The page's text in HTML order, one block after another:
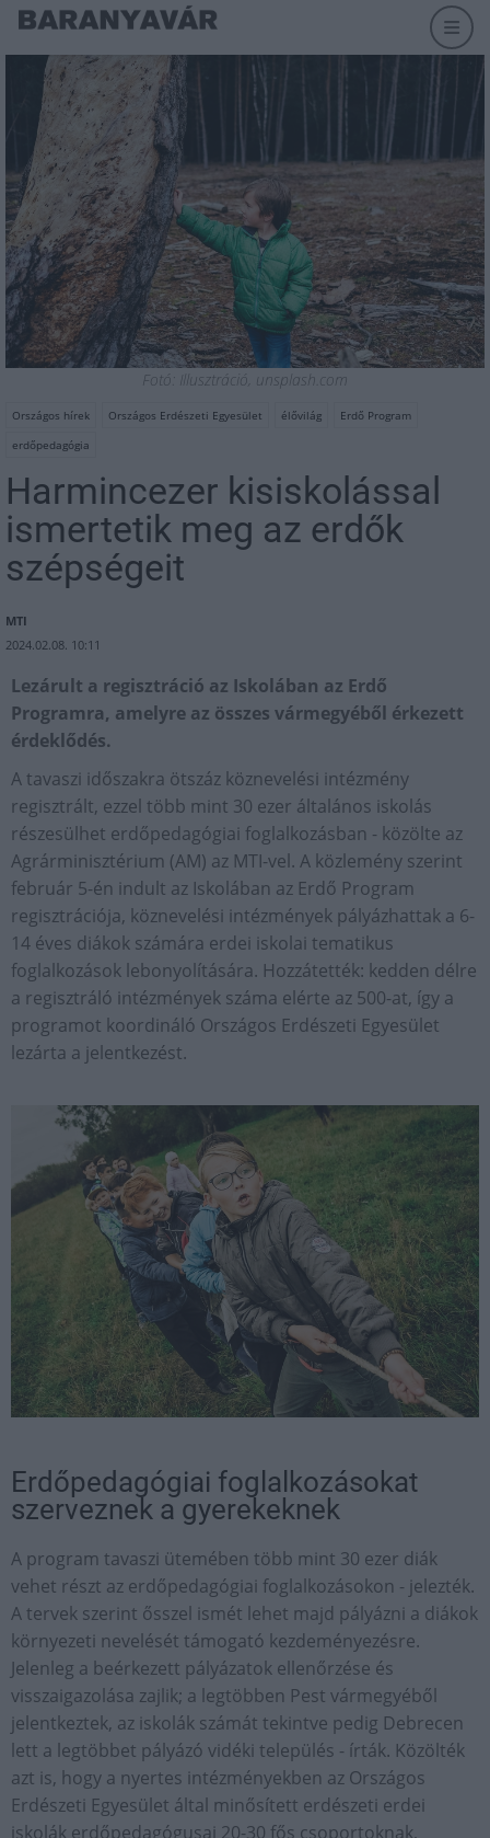
Fotó: Illusztráció, unsplash.com
Országos hírek Országos Erdészeti Egyesület élővilág
Erdő Program
erdőpedagógia
Harmincezer kisiskolással
ismertetik meg az erdők
szépségeit
MTI
2024.02.08. 10:11
Lezárult a regisztráció az Iskolában az Erdő
Programra, amelyre az összes vármegyéből érkezett
érdeklődés.
A tavaszi időszakra ötszáz köznevelési intézmény
regisztrált, ezzel több mint 30 ezer általános iskolás
részesülhet erdőpedagógiai foglalkozásban - közölte az
Agrárminisztérium (AM) az MTI-vel. A közlemény szerint
február 5-én indult az Iskolában az Erdő Program
regisztrációja, köznevelési intézmények pályázhattak a 6-
14 éves diákok számára erdei iskolai tematikus
foglalkozások lebonyolítására. Hozzátették: kedden délre
a regisztráló intézmények száma elérte az 500-at, így a
programot koordináló Országos Erdészeti Egyesület
lezárta a jelentkezést.
Erdőpedagógiai foglalkozásokat
szerveznek a gyerekeknek
A program tavaszi ütemében több mint 30 ezer diák
vehet részt az erdőpedagógiai foglalkozásokon - jelezték.
A tervek szerint ősszel ismét lehet majd pályázni a diákok
környezeti nevelését támogató kezdeményezésre.
Jelenleg a beérkezett pályázatok ellenőrzése és
visszaigazolása zajlik; a legtöbben Pest vármegyéből
jelentkeztek, az iskolák számát tekintve pedig Debrecen
lett a legtöbbet pályázó vidéki település - írták. Közölték
azt is, hogy a nyertes intézményekben az Országos
Erdészeti Egyesület által minősített erdészeti erdei
iskolák erdőpedagógusai 20-30 fős csoportoknak,